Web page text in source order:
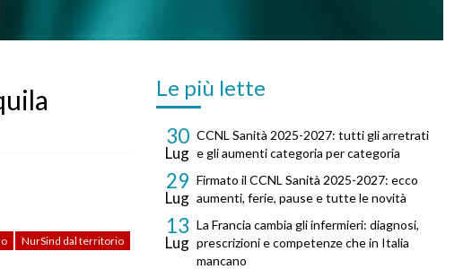
NurSind dal territorio
Le più lette
30
Lug
CCNL Sanità 2025-2027: tutti gli arretrati
e gli aumenti categoria per categoria
29
Lug
Firmato il CCNL Sanità 2025-2027: ecco
aumenti, ferie, pause e tutte le novità
13
Lug
La Francia cambia gli infermieri: diagnosi,
prescrizioni e competenze che in Italia
mancano